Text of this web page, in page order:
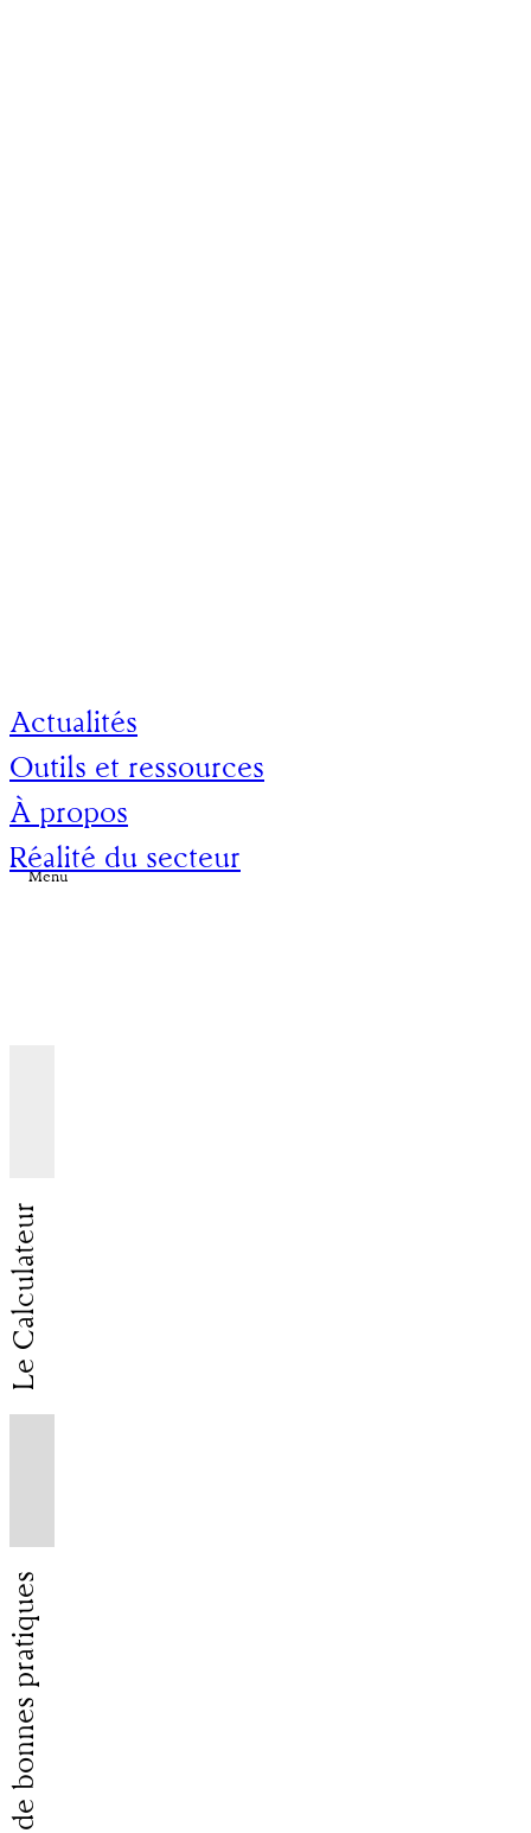
Actualités
Outils et ressources
À propos
Réalité du secteur
Menu
Le Calculateur
Charte de bonnes pratiques